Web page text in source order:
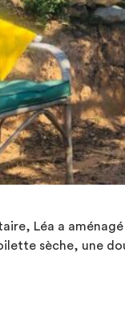
Léa a
sèche, une